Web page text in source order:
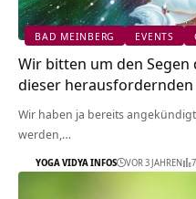
BAD MEINBERG EVENTS
Wir bitten um den
dieser herausfordernden
Wir haben ja bereits
werden,…
YOGA VIDYA INFOS VOR 3 JAHREN